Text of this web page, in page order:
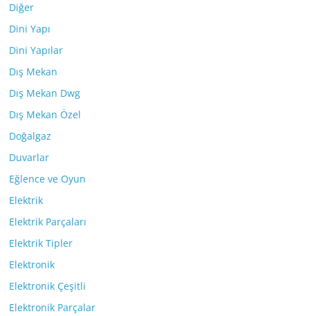
Diğer
Dini Yapı
Dini Yapılar
Dış Mekan
Dış Mekan Dwg
Dış Mekan Özel
Doğalgaz
Duvarlar
Eğlence ve Oyun
Elektrik
Elektrik Parçaları
Elektrik Tipler
Elektronik
Elektronik Çeşitli
Elektronik Parçalar